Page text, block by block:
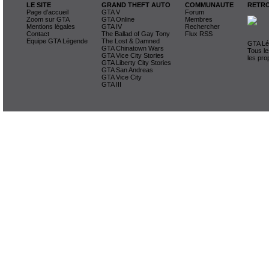
LE SITE
Page d'accueil
Zoom sur GTA
Mentions légales
Contact
Equipe GTA Légende
GRAND THEFT AUTO
GTA V
GTA Online
GTA IV
The Ballad of Gay Tony
The Lost & Damned
GTA Chinatown Wars
GTA Vice City Stories
GTA Liberty City Stories
GTA San Andreas
GTA Vice City
GTA III
COMMUNAUTE
Forum
Membres
Rechercher
Flux RSS
GTA
Tous
les